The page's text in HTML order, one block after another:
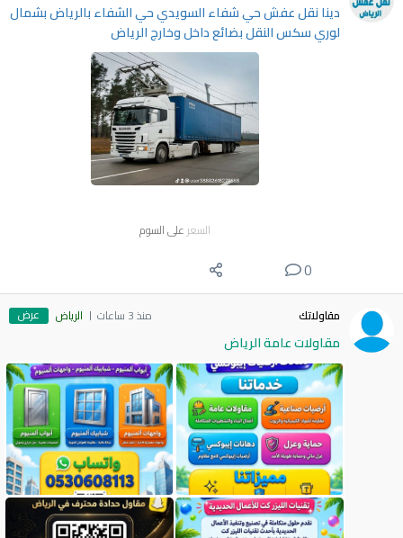
دينا نقل عفش حي شفاء السويدي حي الشفاء بالرياض بشمال
لوري سكس النقل بضائع داخل وخارج الرياض
السعر على السوم
0
مقاولاتك منذ 3 ساعات الرياض عرض
مقاولات عامة الرياض